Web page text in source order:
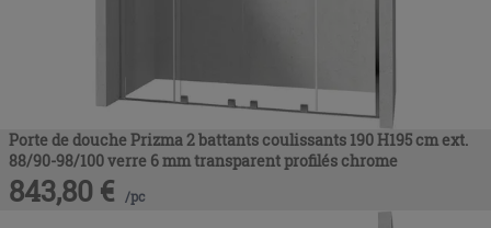
Porte de douche Prizma 2 battants coulissants 190 H195 cm ext.
88/90-98/100 verre 6 mm transparent profilés chrome
843,80 € /pc